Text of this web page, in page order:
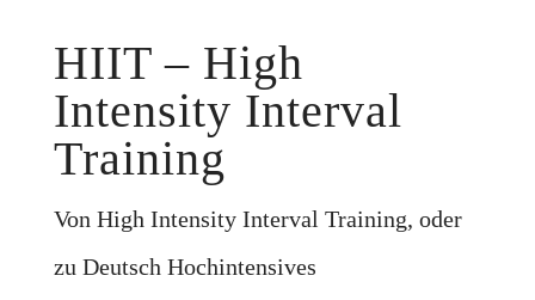
HIIT – High
Intensity Interval
Training
Von High Intensity Interval Training, oder
zu Deutsch Hochintensives